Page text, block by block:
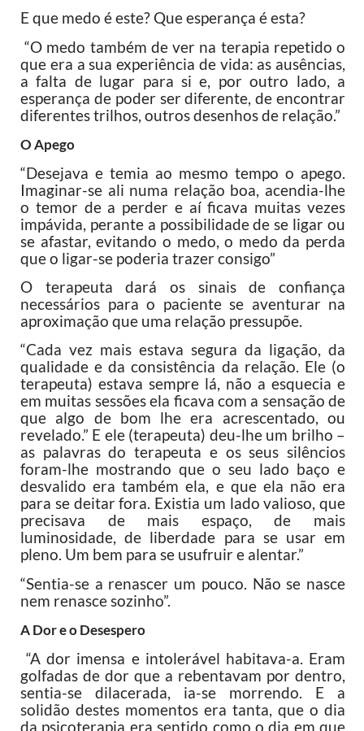
E que medo é este? Que esperança é esta?
“O medo também de ver na terapia repetido o
que era a sua experiência de vida: as ausências,
a falta de lugar para si e, por outro lado, a
esperança de poder ser diferente, de encontrar
diferentes trilhos, outros desenhos de relação.”
O Apego
“Desejava e temia ao mesmo tempo o apego.
Imaginar-se ali numa relação boa, acendia-lhe
o temor de a perder e aí ficava muitas vezes
impávida, perante a possibilidade de se ligar ou
se afastar, evitando o medo, o medo da perda
que o ligar-se poderia trazer consigo”
O terapeuta dará os sinais de confiança
necessários para o paciente se aventurar na
aproximação que uma relação pressupõe.
“Cada vez mais estava segura da ligação, da
qualidade e da consistência da relação. Ele (o
terapeuta) estava sempre lá, não a esquecia e
em muitas sessões ela ficava com a sensação de
que algo de bom lhe era acrescentado, ou
revelado.” E ele (terapeuta) deu-lhe um brilho –
as palavras do terapeuta e os seus silêncios
foram-lhe mostrando que o seu lado baço e
desvalido era também ela, e que ela não era
para se deitar fora. Existia um lado valioso, que
precisava de mais espaço, de mais
luminosidade, de liberdade para se usar em
pleno. Um bem para se usufruir e alentar.”
“Sentia-se a renascer um pouco. Não se nasce
nem renasce sozinho”.
A Dor e o Desespero
“A dor imensa e intolerável habitava-a. Eram
golfadas de dor que a rebentavam por dentro,
sentia-se dilacerada, ia-se morrendo. E a
solidão destes momentos era tanta, que o dia
da psicoterapia era sentido como o dia em que